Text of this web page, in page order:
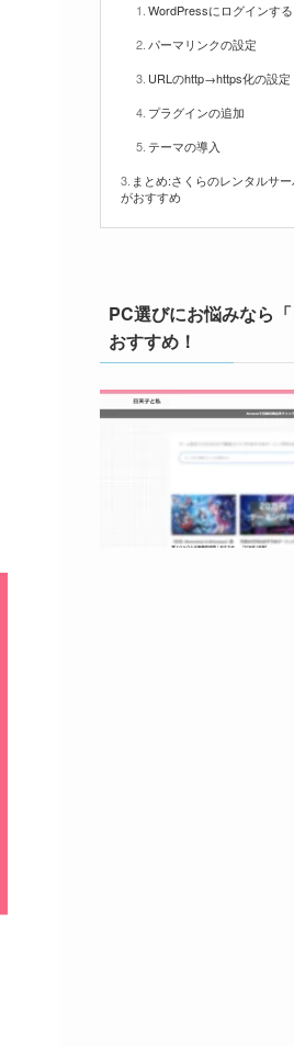
WordPressにログインする
パーマリンクの設定
URLのhttp→https化の設定
プラグインの追加
テーマの導入
まとめ:さくらのレンタルサ
がおすすめ
PC選びにお悩みなら
おすすめ！